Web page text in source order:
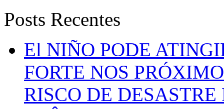
Posts Recentes
El NIÑO PODE
FORTE NOS
RISCO DE